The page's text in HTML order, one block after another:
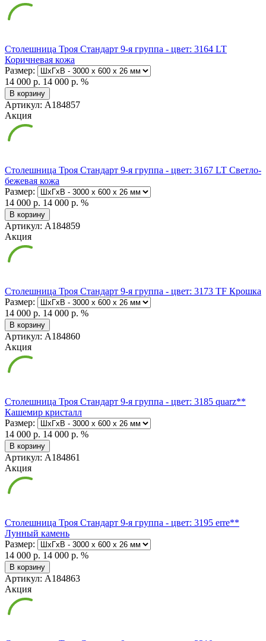
Столешница Троя Стандарт 9-я группа - цвет: 3164 LT
Коричневая кожа
Размер:
14 000 р. 14 000 р. %
В корзину
Артикул: А184857
Акция
Столешница Троя Стандарт 9-я группа - цвет: 3167 LT Светло-
бежевая кожа
Размер:
14 000 р. 14 000 р. %
В корзину
Артикул: А184859
Акция
Столешница Троя Стандарт 9-я группа - цвет: 3173 TF Крошка
Размер:
14 000 р. 14 000 р. %
В корзину
Артикул: А184860
Акция
Столешница Троя Стандарт 9-я группа - цвет: 3185 quarz**
Кашемир кристалл
Размер:
14 000 р. 14 000 р. %
В корзину
Артикул: А184861
Акция
Столешница Троя Стандарт 9-я группа - цвет: 3195 erre**
Лунный камень
Размер:
14 000 р. 14 000 р. %
В корзину
Артикул: А184863
Акция